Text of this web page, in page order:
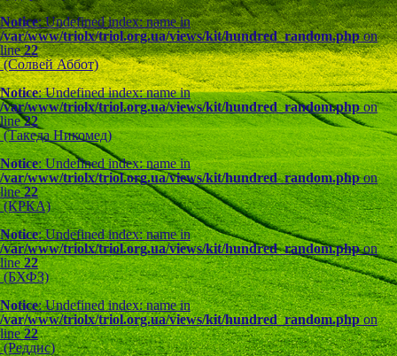
Notice: Undefined index: name in
/var/www/triolx/triol.org.ua/views/kit/hundred_random.phpon
line22
(Солвей Аббот)
Notice: Undefined index: name in
/var/www/triolx/triol.org.ua/views/kit/hundred_random.phpon
line22
(Такеда Никомед)
Notice: Undefined index: name in
/var/www/triolx/triol.org.ua/views/kit/hundred_random.phpon
line22
(КРКА)
Notice: Undefined index: name in
/var/www/triolx/triol.org.ua/views/kit/hundred_random.phpon
line22
(БХФЗ)
Notice: Undefined index: name in
/var/www/triolx/triol.org.ua/views/kit/hundred_random.phpon
line22
(Реддис)